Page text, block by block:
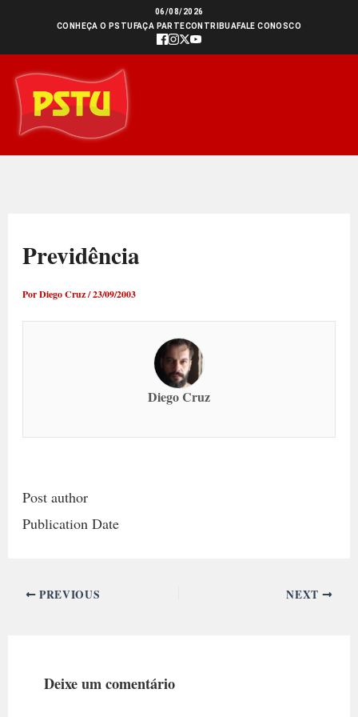
conteúdo
06/08/2026
CONHEÇA O PSTU FAÇA PARTECONTRIBUAFALE CONOSCO
Previdência
PorDiego Cruz/23/09/2003
Diego Cruz
Post author
Publication Date
PREVIOUS NEXT
Deixe um comentário